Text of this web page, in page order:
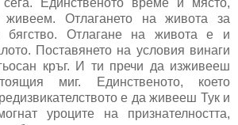
живеем. Отлагането на живота за
Отлагане на живота е и
Поставянето на условия винаги
кръг. И ти пречи да изживееш
миг. Единственото, което
е да живееш Тук и
уроците на признателността,